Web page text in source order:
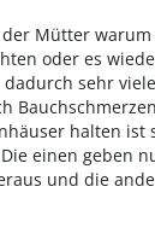
Mütter warum
oder es
dadurch sehr
halten ist
einen geben
und die